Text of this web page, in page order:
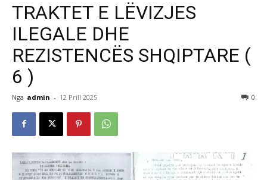
TRAKTET E LËVIZJES
ILEGALE DHE
REZISTENCËS SHQIPTARE (
6 )
Nga admin - 12 Prill 2025 0